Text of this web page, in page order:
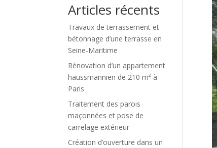
Articles récents
Travaux de terrassement et
bétonnage d’une terrasse en
Seine-Maritime
Rénovation d’un appartement
haussmannien de 210 m² à
Paris
Traitement des parois
maçonnées et pose de
carrelage extérieur
Création d’ouverture dans un